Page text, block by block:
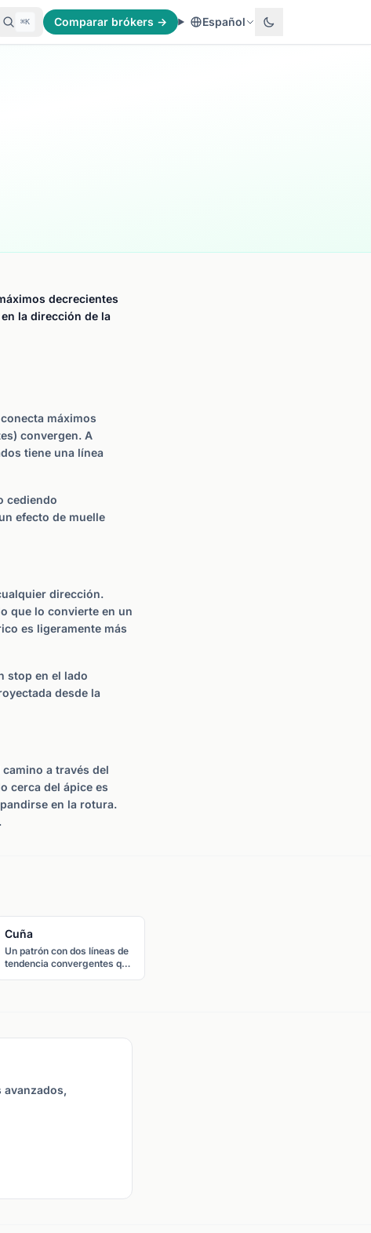
⌘K Comparar brókers → Español
decrecientes
la dirección de la
máximos
convergen. A
tiene una línea
cediendo
efecto de muelle
dirección.
que lo convierte en un
es ligeramente más
stop en el lado
desde la
a través del
cerca del ápice es
en la rotura.
Cuña
Un patrón con dos líneas de
tendencia convergentes que
normalmente rompe en